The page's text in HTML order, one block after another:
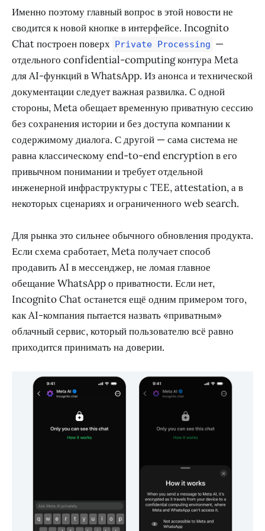
Именно поэтому главный вопрос в этой новости не
сводится к новой кнопке в интерфейсе. Incognito
Chat построен поверх Private Processing —
отдельного confidential-computing контура Meta
для AI-функций в WhatsApp. Из анонса и технической
документации следует важная развилка. С одной
стороны, Meta обещает временную приватную сессию
без сохранения истории и без доступа компании к
содержимому диалога. С другой — сама система не
равна классическому end-to-end encryption в его
привычном понимании и требует отдельной
инженерной инфраструктуры с TEE, attestation, а в
некоторых сценариях и ограниченного web search.
Для рынка это сильнее обычного обновления продукта.
Если схема сработает, Meta получает способ
продавить AI в мессенджер, не ломая главное
обещание WhatsApp о приватности. Если нет,
Incognito Chat останется ещё одним примером того,
как AI-компания пытается назвать «приватным»
облачный сервис, который пользователю всё равно
приходится принимать на доверии.